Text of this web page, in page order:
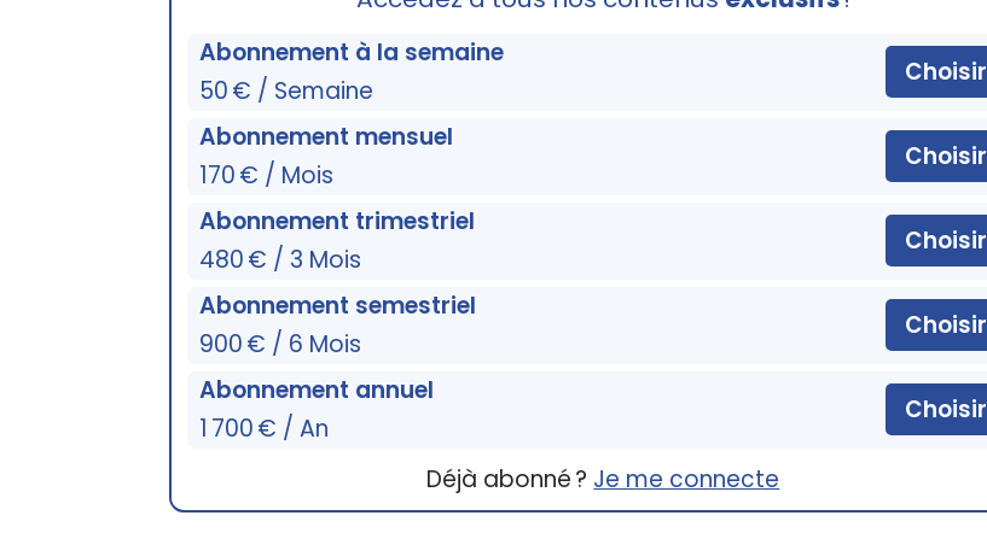
Abonnement à la semaine
50 € / Semaine
Choisir
Abonnement mensuel
170 € / Mois
Choisir
Abonnement trimestriel
480 € / 3 Mois
Choisir
Abonnement semestriel
900 € / 6 Mois
Choisir
Abonnement annuel
1 700 € / An
Choisir
Déjà abonné ? Je me connecte